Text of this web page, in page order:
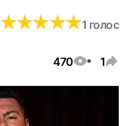
470 1
★★★★★
★★★★★1 голос